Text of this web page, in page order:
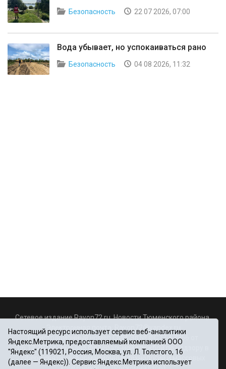
Безопасность 22 07 2026, 07:00
Вода убывает, но успокаиваться рано
Безопасность 04 08 2026, 11:32
Сетевое издание Rayon72.ru. Новости Тюменского района.
Rayon72@yandex.ru
Регистрационный номер СМИ Эл № ФС77-67956 от
06.12.2016г., выдано Федеральной службой по надзору в
сфере связи, информационных технологий и массовых
Настоящий ресурс использует сервис веб-аналитики
Яндекс.Метрика, предоставляемый компанией ООО
"Яндекс" (119021, Россия, Москва, ул. Л. Толстого, 16
(далее — Яндекс)). Сервис Яндекс.Метрика использует